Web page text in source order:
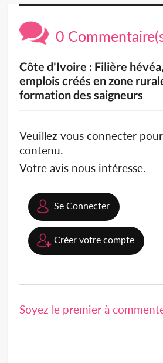
0
Côte d'Ivoire : Filière
emplois créés en zone
formation des saigneurs
Veuillez vous connecter
contenu.
Votre avis nous intéresse.
Se Connecter
Créer votre compte
Soyez le premier à